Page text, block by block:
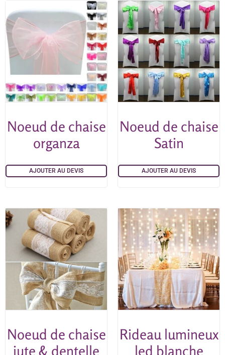
Noeud de chaise
organza
AJOUTER AU DEVIS
Noeud de chaise
Satin
AJOUTER AU DEVIS
Noeud de chaise
jute & dentelle
Rideau lumineux
led blanche